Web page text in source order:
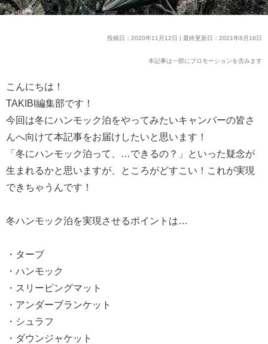
投稿日：2020年11月12日 | 最終更新日：2021年8月18日
本記事は一部にプロモーションを含みます
こんにちは！
TAKIBI編集部です！
今回は冬にハンモック泊をやってみたいキャンパーの皆さ
んへ向けて本記事をお届けしたいと思います！
「冬にハンモック泊って、…できるの？」といった疑念が
生まれるかと思いますが、ところがどすこい！これが実現
できちゃうんです！
冬ハンモック泊を実現させるポイントは…
・タープ
・ハンモック
・スリーピングマット
・アンダーブランケット
・シュラフ
・ダウンジャケット